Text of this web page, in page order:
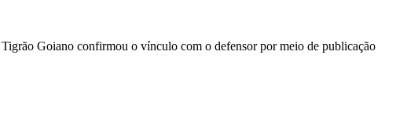
Goiano confirmou o vínculo com o defensor por meio de publicação